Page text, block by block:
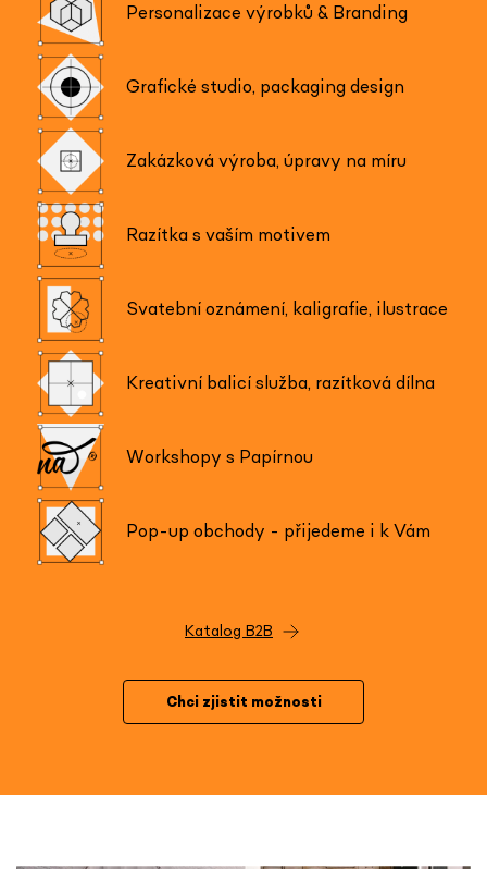
Personalizace výrobků & Branding
Grafické studio, packaging design
Zakázková výroba, úpravy na míru
Razítka s vaším motivem
Svatební oznámení, kaligrafie, ilustrace
Kreativní balicí služba, razítková dílna
Workshopy s Papírnou
Pop-up obchody - přijedeme i k Vám
Katalog B2B
Chci zjistit možnosti